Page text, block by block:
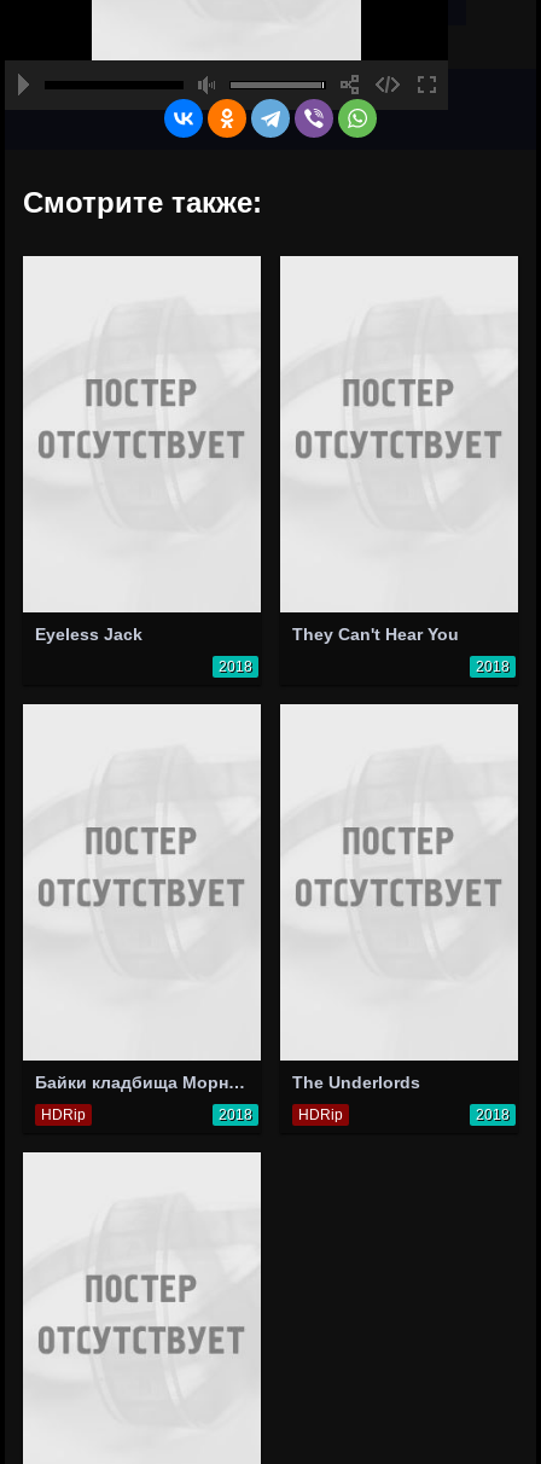
Смотрите также:
Eyeless Jack
2018
They Can't Hear You
2018
Байки кладбища Морнинг вью
HDRip 2018
The Underlords
HDRip 2018